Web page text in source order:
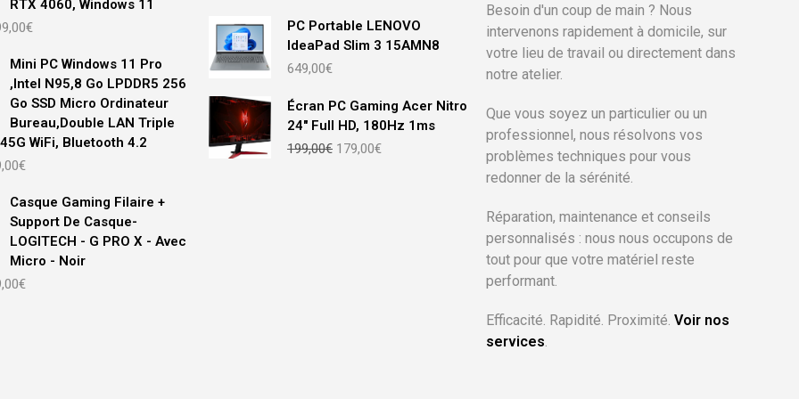
RTX 4060, Windows 11
:
€Le
actuel
est :
899,00€.
Mini PC Windows 11 Pro
,Intel N95,8 Go LPDDR5 256
Go SSD Micro Ordinateur
Bureau,Double LAN Triple
WiFi, Bluetooth 4.2
:
€Le
actuel
est :
299,00€.
Casque Gaming Filaire +
Support De Casque-
LOGITECH - G PRO X - Avec
Micro - Noir
€Le
PC Portable LENOVO
IdeaPad Slim 3 15AMN8
649,00€
Écran PC Gaming Acer Nitro
24" Full HD, 180Hz 1ms
199,00€ Le
179,00€Le
Besoin d'un coup de main ? Nous
intervenons rapidement à domicile, sur
votre lieu de travail ou directement dans
notre atelier.
Que vous soyez un particulier ou un
professionnel, nous résolvons vos
problèmes techniques pour vous
redonner de la sérénité.
Réparation, maintenance et conseils
personnalisés : nous nous occupons de
tout pour que votre matériel reste
performant.
Efficacité. Rapidité. Proximité. Voir nos
services.